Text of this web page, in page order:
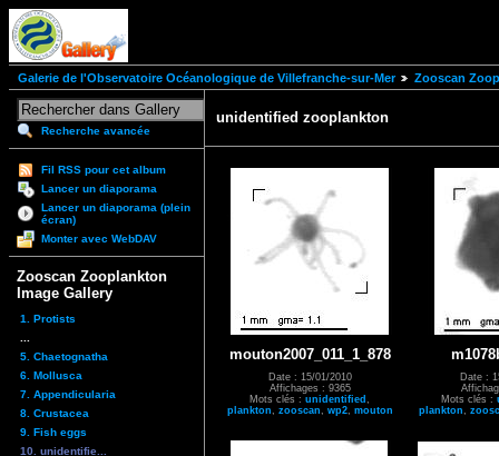
Galerie de l'Observatoire Océanologique de Villefranche-sur-Mer Zooscan
Recherche avancée
Fil RSS pour cet album
Lancer un diaporama
Lancer un diaporama (plein
écran)
Monter avec WebDAV
Zooscan Zooplankton
Image Gallery
1. Protists
5. Chaetognatha
6. Mollusca
7. Appendicularia
8. Crustacea
9. Fish eggs
10. unidentifie...
unidentified zooplankton
mouton2007_011_1_878
Date : 15/01/2010
Affichages : 9365
Mots clés : unidentified
plankton
zooscan wp2, mouton
Date :
Mots clés :
plankton